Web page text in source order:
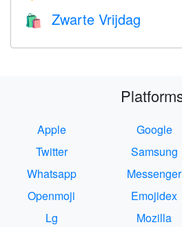
🛍 Zwarte Vrijdag
Apple Google
Twitter
Samsung
Whatsapp
Messenger
Openmoji
Emojidex
Lg
Mozilla